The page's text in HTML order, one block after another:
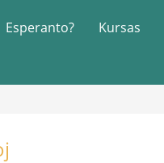
Esperanto? Kursas